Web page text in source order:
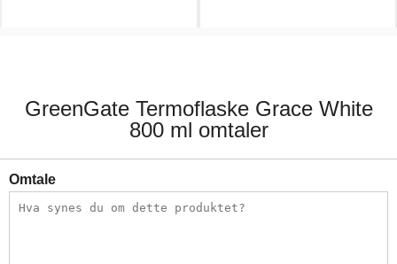
GreenGate Termoflaske Grace White
800 ml omtaler
Omtale